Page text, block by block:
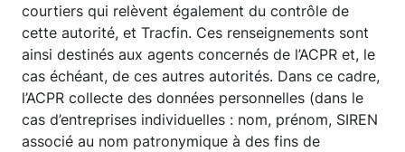
courtiers qui relèvent également du contrôle de
cette autorité, et Tracfin. Ces renseignements sont
ainsi destinés aux agents concernés de l’ACPR et, le
cas échéant, de ces autres autorités. Dans ce cadre,
l’ACPR collecte des données personnelles (dans le
cas d’entreprises individuelles : nom, prénom, SIREN
associé au nom patronymique à des fins de